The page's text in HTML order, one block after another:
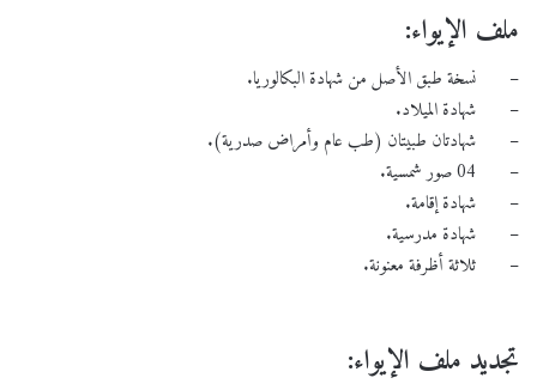
ملف الإيواء:
– نسخة طبق الأصل من شهادة البكالوريا.
– شهادة الميلاد.
– شهادتان طبيتان (طب عام وأمراض صدرية).
– 04 صور شمسية.
– شهادة إقامة.
– شهادة مدرسية.
– ثلاثة أظرفة معنونة.
تجديد ملف الإيواء: